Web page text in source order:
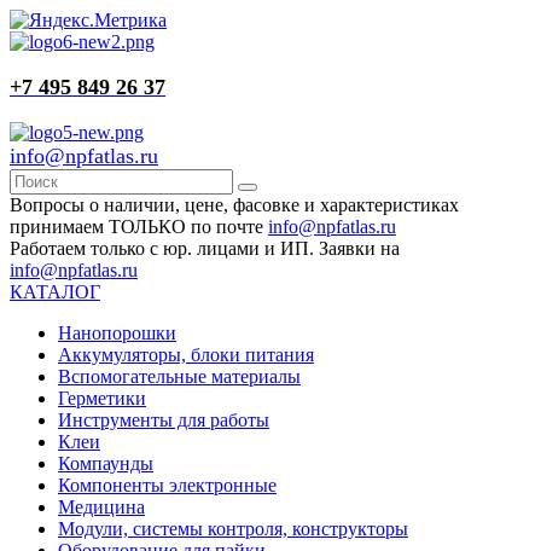
+7 495 849 26 37
info@npfatlas.ru
Вопросы о наличии, цене, фасовке и характеристиках
принимаем ТОЛЬКО по почте info@npfatlas.ru
Работаем только с юр. лицами и ИП. Заявки на
info@npfatlas.ru
КАТАЛОГ
Нанопорошки
Аккумуляторы, блоки питания
Вспомогательные материалы
Герметики
Инструменты для работы
Клеи
Компаунды
Компоненты электронные
Медицина
Модули, системы контроля, конструкторы